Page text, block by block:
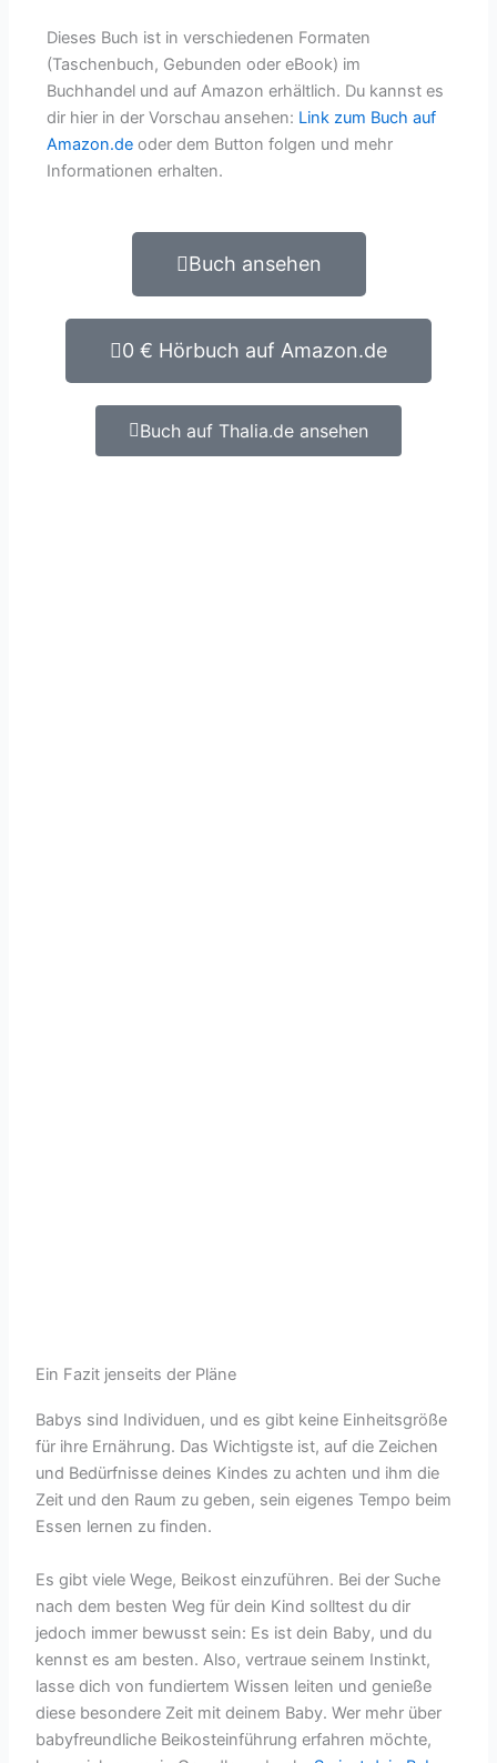
Dieses Buch ist in verschiedenen Formaten
(Taschenbuch, Gebunden oder eBook) im
Buchhandel und auf Amazon erhältlich. Du kannst es
dir hier in der Vorschau ansehen: Link zum Buch auf
Amazon.de oder dem Button folgen und mehr
Informationen erhalten.
Buch ansehen
0 € Hörbuch auf Amazon.de
Buch auf Thalia.de ansehen
Ein Fazit jenseits der Pläne
Babys sind Individuen, und es gibt keine Einheitsgröße
für ihre Ernährung. Das Wichtigste ist, auf die Zeichen
und Bedürfnisse deines Kindes zu achten und ihm die
Zeit und den Raum zu geben, sein eigenes Tempo beim
Essen lernen zu finden.
Es gibt viele Wege, Beikost einzuführen. Bei der Suche
nach dem besten Weg für dein Kind solltest du dir
jedoch immer bewusst sein: Es ist dein Baby, und du
kennst es am besten. Also, vertraue seinem Instinkt,
lasse dich von fundiertem Wissen leiten und genieße
diese besondere Zeit mit deinem Baby. Wer mehr über
babyfreundliche Beikosteinführung erfahren möchte,